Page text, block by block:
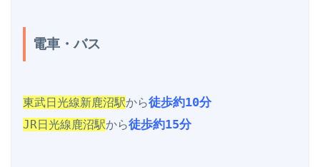
電車・バス
東武日光線新鹿沼駅から徒歩約10分
JR日光線鹿沼駅から徒歩約15分